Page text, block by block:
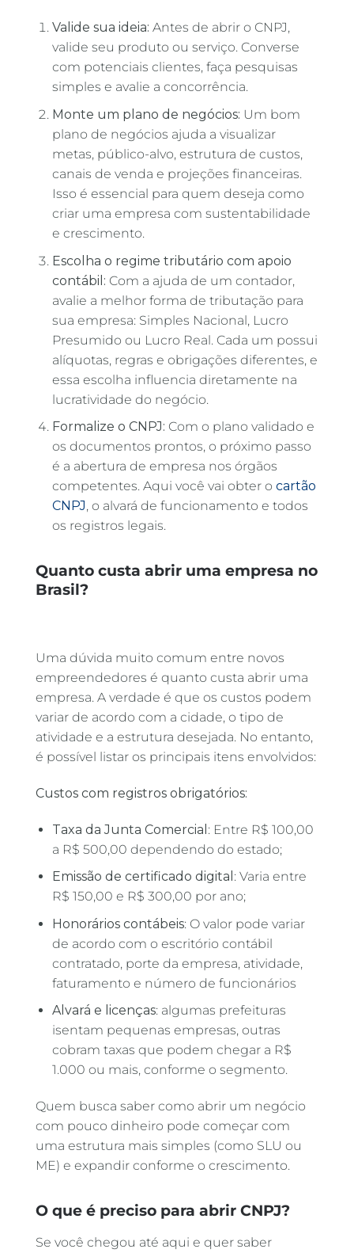
Valide sua ideia: Antes de abrir o CNPJ,
valide seu produto ou serviço. Converse
com potenciais clientes, faça pesquisas
simples e avalie a concorrência.
Monte um plano de negócios: Um bom
plano de negócios ajuda a visualizar
metas, público-alvo, estrutura de custos,
canais de venda e projeções financeiras.
Isso é essencial para quem deseja como
criar uma empresa com sustentabilidade
e crescimento.
Escolha o regime tributário com apoio
contábil: Com a ajuda de um contador,
avalie a melhor forma de tributação para
sua empresa: Simples Nacional, Lucro
Presumido ou Lucro Real. Cada um possui
alíquotas, regras e obrigações diferentes, e
essa escolha influencia diretamente na
lucratividade do negócio.
Formalize o CNPJ: Com o plano validado e
os documentos prontos, o próximo passo
é a abertura de empresa nos órgãos
competentes. Aqui você vai obter o cartão
CNPJ, o alvará de funcionamento e todos
os registros legais.
Quanto custa abrir uma empresa no
Brasil?
Uma dúvida muito comum entre novos
empreendedores é quanto custa abrir uma
empresa. A verdade é que os custos podem
variar de acordo com a cidade, o tipo de
atividade e a estrutura desejada. No entanto,
é possível listar os principais itens envolvidos:
Custos com registros obrigatórios:
Taxa da Junta Comercial : Entre R$ 100,00
a R$ 500,00 dependendo do estado;
Emissão de certificado digital : Varia entre
R$ 150,00 e R$ 300,00 por ano;
Honorários contábeis: O valor pode variar
de acordo com o escritório contábil
contratado, porte da empresa, atividade,
faturamento e número de funcionários
Alvará e licenças: algumas prefeituras
isentam pequenas empresas, outras
cobram taxas que podem chegar a R$
1.000 ou mais, conforme o segmento.
Quem busca saber como abrir um negócio
com pouco dinheiro pode começar com
uma estrutura mais simples (como SLU ou
ME) e expandir conforme o crescimento.
O que é preciso para abrir CNPJ?
Se você chegou até aqui e quer saber